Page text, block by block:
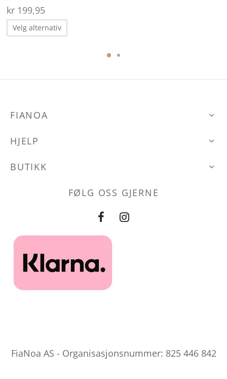
kr199,95
Velg alternativ
Dette
produktet
FIANOA
HJELP
BUTIKK
FØLG OSS GJERNE
FiaNoa AS - Organisasjonsnummer: 825 446 842